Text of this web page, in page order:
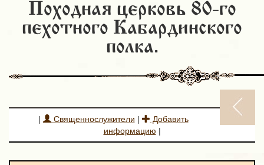
Походная церковь 80-го
пехотного Кабардинского
полка.
| Священнослужители |
Добавить
информацию |